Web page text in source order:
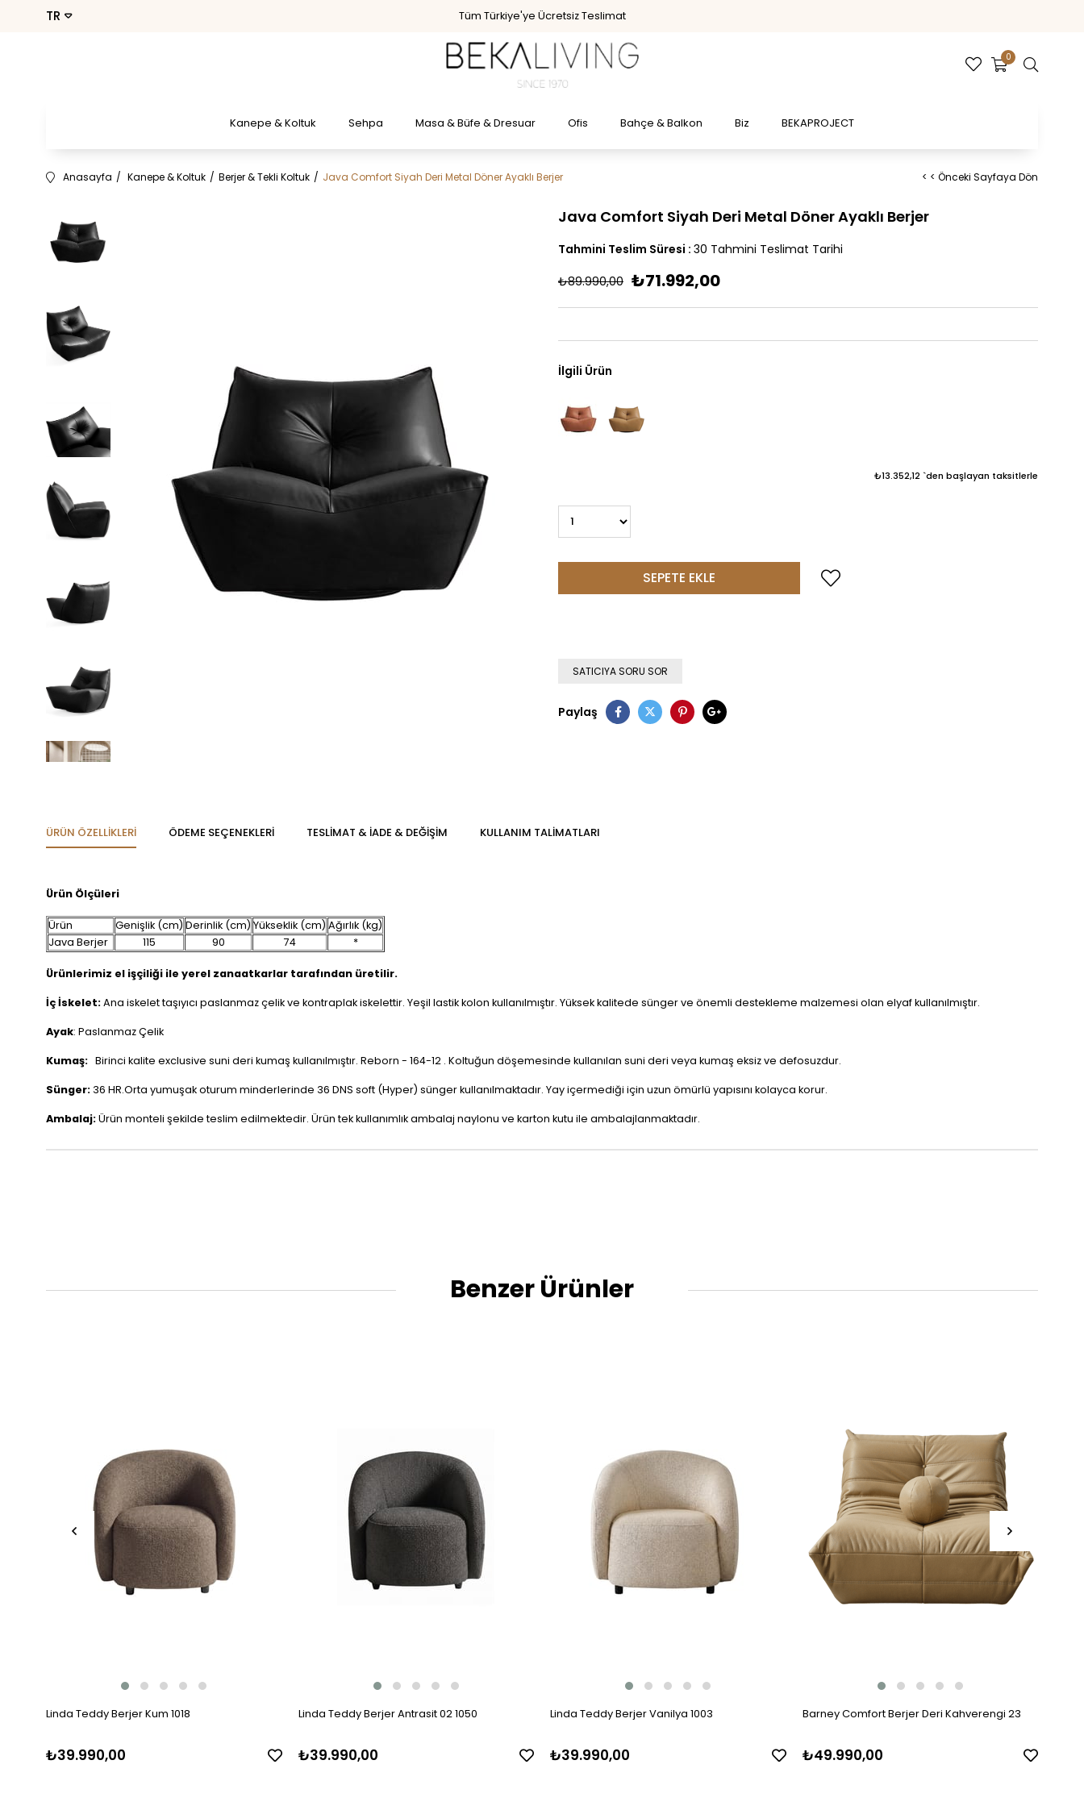
Tüm Türkiye'ye Ücretsiz Teslimat
0
Kanepe & Koltuk Sehpa Masa & Büfe & Dresuar Ofis Bahçe & Balkon Biz BEKAPROJECT
Anasayfa Kanepe & Koltuk Berjer & Tekli Koltuk Java Comfort Siyah Deri Metal Döner Ayaklı Berjer < < Önceki Sayfaya Dön
Java Comfort Siyah Deri Metal Döner Ayaklı Berjer
Tahmini Teslim Süresi : 30 Tahmini Teslimat Tarihi
₺89.990,00 ₺71.992,00
İlgili Ürün
₺13.352,12 `den başlayan taksitlerle
SATICIYA SORU SOR
Paylaş
ÜRÜN ÖZELLIKLERI ÖDEME SEÇENEKLERI TESLİMAT & İADE & DEĞİŞİM KULLANIM TALİMATLARI
Ürün Ölçüleri
Ürün Genişlik (cm) Derinlik (cm) Yükseklik (cm) Ağırlık (kg)
Java Berjer
115 90 74 *
Ürünlerimiz el işçiliği ile yerel zanaatkarlar tarafından üretilir.
İç İskelet:Ana iskelet taşıyıcı paslanmaz çelik ve kontraplak iskelettir. Yeşil lastik kolon kullanılmıştır. Yüksek kalitede sünger ve önemli destekleme malzemesi olan elyaf kullanılmıştır.
Ayak: Paslanmaz Çelik
Kumaş: Birinci kalite exclusive suni deri kumaş kullanılmıştır. Reborn - 164-12 . Koltuğun döşemesinde kullanılan suni deri veya kumaş eksiz ve defosuzdur.
Sünger: 36 HR.Orta yumuşak oturum minderlerinde 36 DNS soft (Hyper) sünger kullanılmaktadır. Yay içermediği için uzun ömürlü yapısını kolayca korur.
Ambalaj:Ürün monteli şekilde teslim edilmektedir. Ürün tek kullanımlık ambalaj naylonu ve karton kutu ile ambalajlanmaktadır.
Benzer Ürünler
Linda Teddy Berjer Kum 1018
₺39.990,00
Linda Teddy Berjer Antrasit 02 1050
₺39.990,00
Linda Teddy Berjer Vanilya 1003
₺39.990,00
Barney Comfort Berjer Deri Kahverengi 23
₺49.990,00